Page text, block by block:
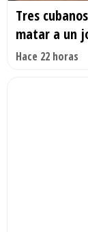
Tres
matar a un
Hace 22 horas